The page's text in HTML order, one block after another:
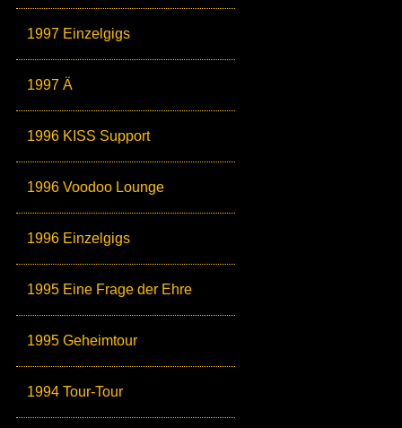
1997 Einzelgigs
1997 Ä
1996 KISS Support
1996 Voodoo Lounge
1996 Einzelgigs
1995 Eine Frage der Ehre
1995 Geheimtour
1994 Tour-Tour